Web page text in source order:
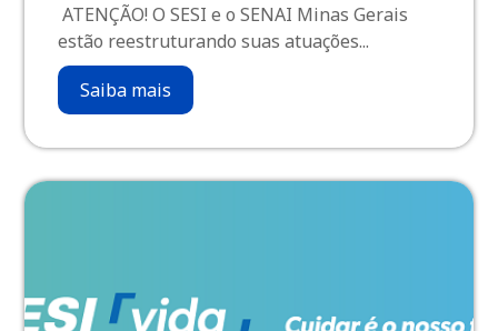
ATENÇÃO! O SESI e o SENAI Minas Gerais
estão reestruturando suas atuações...
Saiba mais